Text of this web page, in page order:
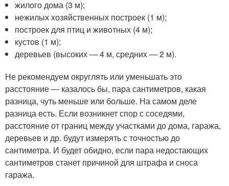
жилого дома (3 м);
нежилых хозяйственных построек (1 м);
построек для птиц и животных (4 м);
кустов (1 м);
деревьев (высоких ― 4 м, средних ― 2 м).
Не рекомендуем округлять или уменьшать это
расстояние ― казалось бы, пара сантиметров, какая
разница, чуть меньше или больше. На самом деле
разница есть. Если возникнет спор с соседями,
расстояние от границ между участками до дома, гаража,
деревьев и др. будут измерять с точностью до
сантиметра. И будет обидно, если пара недостающих
сантиметров станет причиной для штрафа и сноса
гаража.